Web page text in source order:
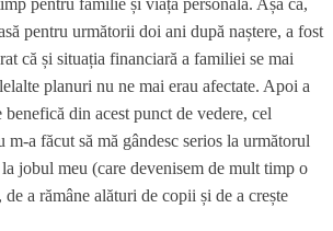
pentru familie și viața personală. Așa că,
pentru următorii doi ani după naștere, a fost
că și situația financiară a familiei se mai
planuri nu ne mai erau afectate. Apoi a
din acest punct de vedere, cel
m-a făcut să mă gândesc serios la următorul
la jobul meu (care devenisem de mult timp o
a rămâne alături de copii și de a crește